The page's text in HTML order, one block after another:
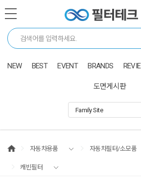
NEW BEST EVENT BRANDS
도면게시판
자동차용품 자동차필터/소모품
캐빈필터